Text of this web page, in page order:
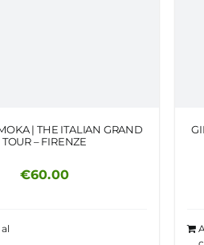
| THE ITALIAN GRAND
TOUR – FIRENZE
€60.00